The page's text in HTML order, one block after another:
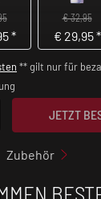
*
€ 32,95
€ 29,95*
** gilt nur für
JETZT
Zubehör